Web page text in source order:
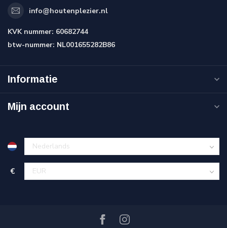
info@houtenplezier.nl
KVK nummer: 60682744
btw-nummer: NL001655282B86
Informatie
Mijn account
€